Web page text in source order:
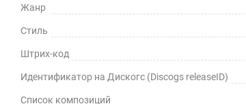
Жанр
Стиль
Штрих-код
Идентификатор на Дискогс (Discogs releaseID)
Список композиций